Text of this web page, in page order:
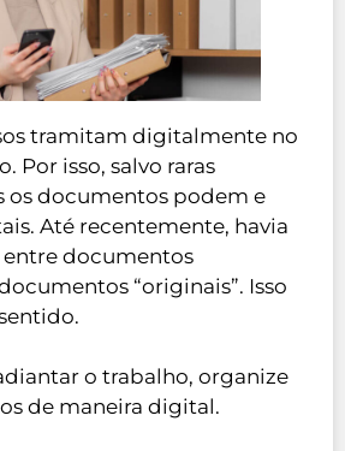
tramitam digitalmente no
Por isso, salvo raras
os documentos podem e
Até recentemente, havia
documentos
“originais”. Isso
o trabalho, organize
de maneira digital.